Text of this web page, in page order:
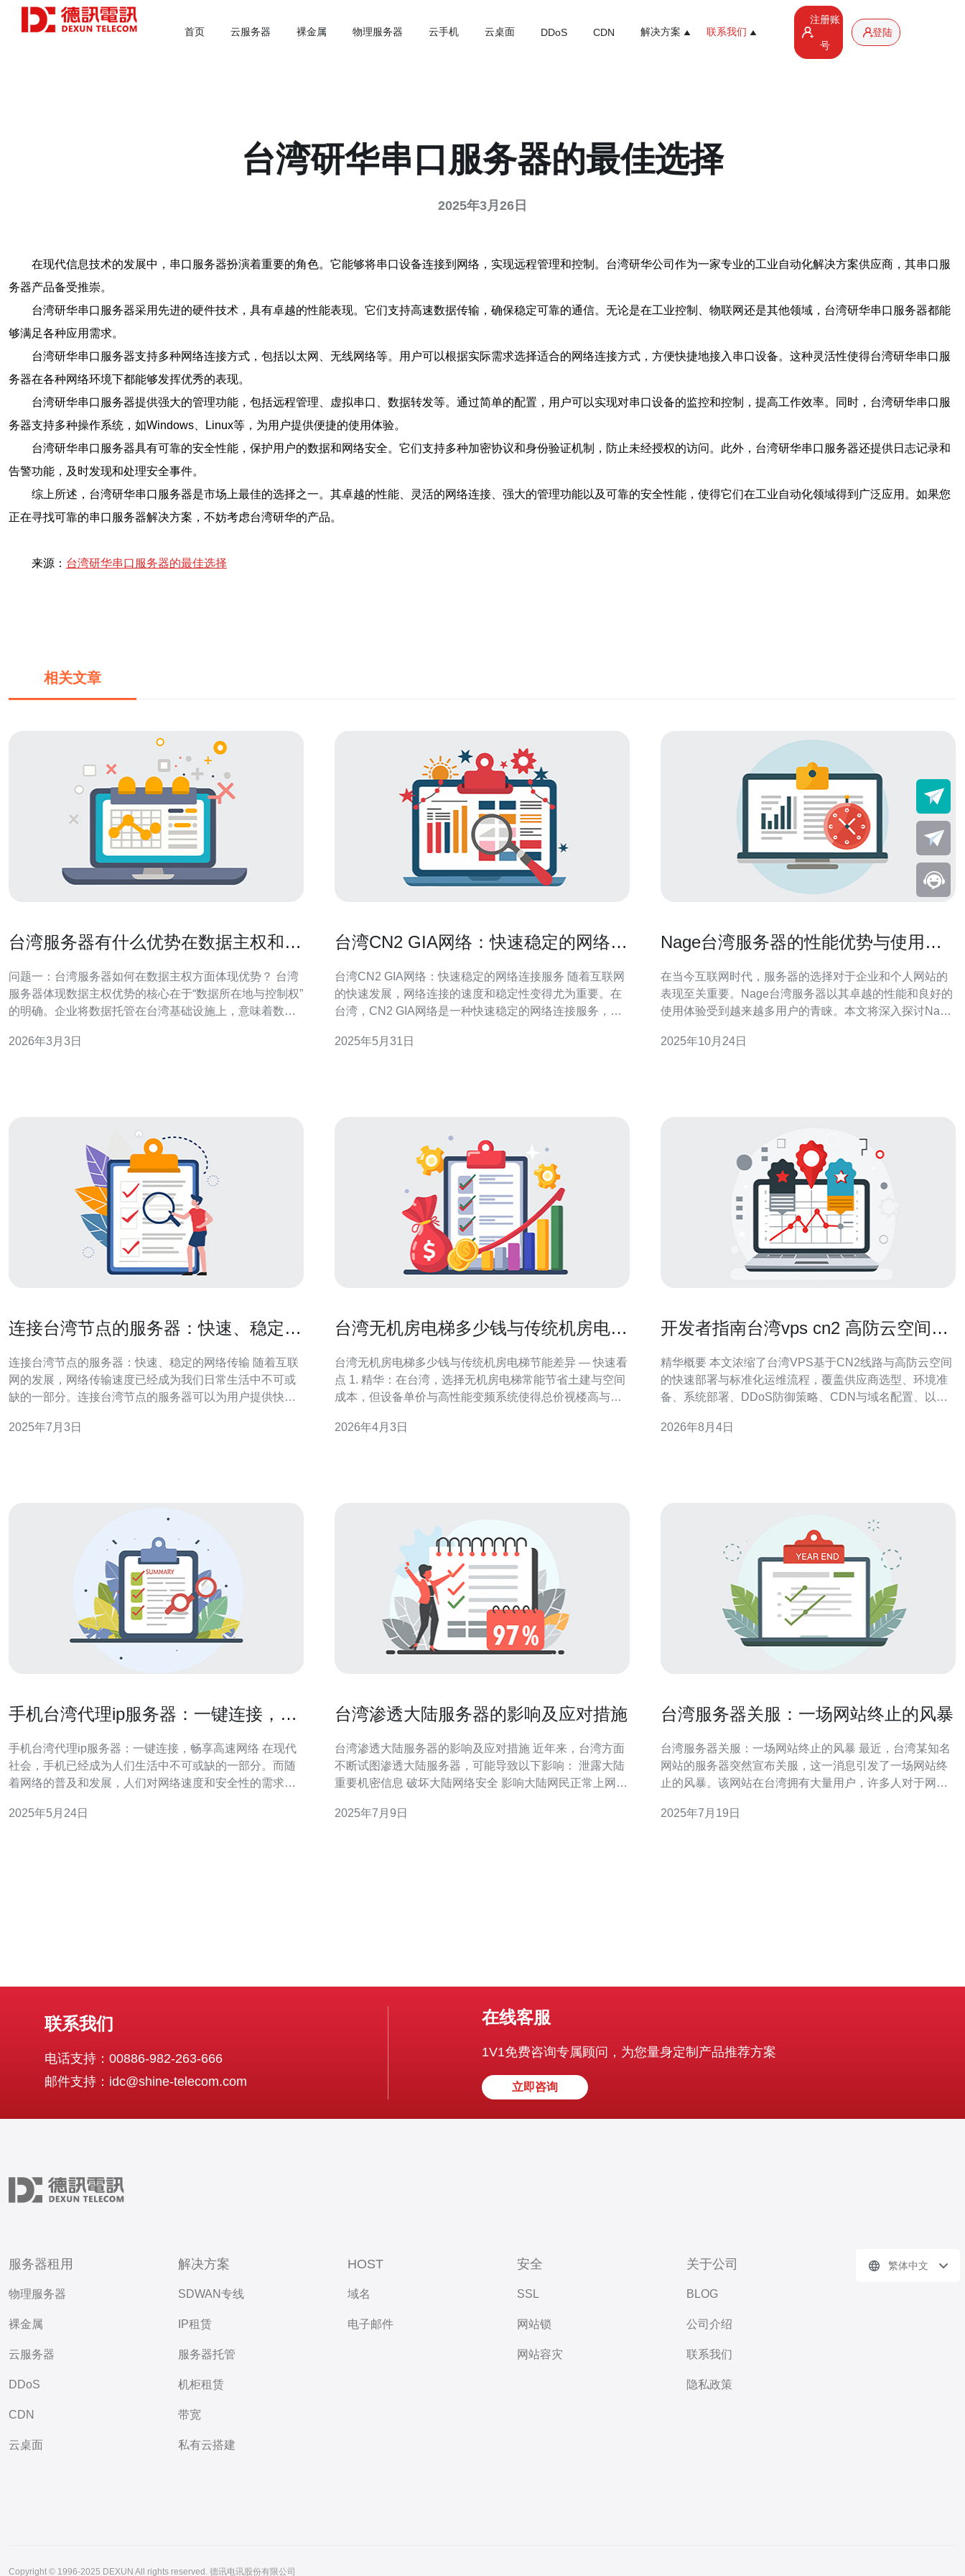
首页 云服务器 裸金属 物理服务器 云手机 云桌面 DDoS CDN 解决方案 联系我们
注册账
号
登陆
台湾研华串口服务器的最佳选择
2025年3月26日
在现代信息技术的发展中，串口服务器扮演着重要的角色。它能够将串口设备连接到网络，实现远程管理和控制。台湾研华公司作为一家专业的工业自动化解决方案供应商，其串口服
务器产品备受推崇。
台湾研华串口服务器采用先进的硬件技术，具有卓越的性能表现。它们支持高速数据传输，确保稳定可靠的通信。无论是在工业控制、物联网还是其他领域，台湾研华串口服务器都能
够满足各种应用需求。
台湾研华串口服务器支持多种网络连接方式，包括以太网、无线网络等。用户可以根据实际需求选择适合的网络连接方式，方便快捷地接入串口设备。这种灵活性使得台湾研华串口服
务器在各种网络环境下都能够发挥优秀的表现。
台湾研华串口服务器提供强大的管理功能，包括远程管理、虚拟串口、数据转发等。通过简单的配置，用户可以实现对串口设备的监控和控制，提高工作效率。同时，台湾研华串口服
务器支持多种操作系统，如Windows、Linux等，为用户提供便捷的使用体验。
台湾研华串口服务器具有可靠的安全性能，保护用户的数据和网络安全。它们支持多种加密协议和身份验证机制，防止未经授权的访问。此外，台湾研华串口服务器还提供日志记录和
告警功能，及时发现和处理安全事件。
综上所述，台湾研华串口服务器是市场上最佳的选择之一。其卓越的性能、灵活的网络连接、强大的管理功能以及可靠的安全性能，使得它们在工业自动化领域得到广泛应用。如果您
正在寻找可靠的串口服务器解决方案，不妨考虑台湾研华的产品。
来源： 台湾研华串口服务器的最佳选择
相关文章
台湾服务器有什么优势在数据主权和业
问题一：台湾服务器如何在数据主权方面体现优势？ 台湾
服务器体现数据主权优势的核心在于“数据所在地与控制权”
的明确。企业将数据托管在台湾基础设施上，意味着数据
辖区对数据的直接干预风险。 另外，台湾具有独立的信息
2026年3月3日
台湾CN2 GIA网络：快速稳定的网络连
台湾CN2 GIA网络：快速稳定的网络连接服务 随着互联网
的快速发展，网络连接的速度和稳定性变得尤为重要。在
台湾，CN2 GIA网络是一种快速稳定的网络连接服务，为
性能、低延迟的网络连接服务，采用了先进的技术和设
2025年5月31日
Nage台湾服务器的性能优势与使用体
在当今互联网时代，服务器的选择对于企业和个人网站的
表现至关重要。Nage台湾服务器以其卓越的性能和良好的
使用体验受到越来越多用户的青睐。本文将深入探讨Nage
场中的竞争力。 首先，我们来看看Nage台湾服务器的基本
2025年10月24日
连接台湾节点的服务器：快速、稳定的
连接台湾节点的服务器：快速、稳定的网络传输 随着互联
网的发展，网络传输速度已经成为我们日常生活中不可或
缺的一部分。连接台湾节点的服务器可以为用户提供快
连接台湾节点的服务器有许多优势。首先，台湾地理位置
2025年7月3日
台湾无机房电梯多少钱与传统机房电梯
台湾无机房电梯多少钱与传统机房电梯节能差异 — 快速看
点 1. 精华：在台湾，选择无机房电梯常能节省土建与空间
成本，但设备单价与高性能变频系统使得总价视楼高与载
用永磁/无齿轮驱动与能量回收技术，实际节能率一般比老
2026年4月3日
开发者指南台湾vps cn2 高防云空间快
精华概要 本文浓缩了台湾VPS基于CN2线路与高防云空间
的快速部署与标准化运维流程，覆盖供应商选型、环境准
备、系统部署、DDoS防御策略、CDN与域名配置、以及
络质量与抗攻击能力的同时，缩短上线时间并降低运维成
2026年8月4日
手机台湾代理ip服务器：一键连接，畅
手机台湾代理ip服务器：一键连接，畅享高速网络 在现代
社会，手机已经成为人们生活中不可或缺的一部分。而随
着网络的普及和发展，人们对网络速度和安全性的需求也
加速网络连接、保护个人信息安全的解决方案。 台湾代理
2025年5月24日
台湾渗透大陆服务器的影响及应对措施
台湾渗透大陆服务器的影响及应对措施 近年来，台湾方面
不断试图渗透大陆服务器，可能导致以下影响： 泄露大陆
重要机密信息 破坏大陆网络安全 影响大陆网民正常上网体
施： 加强网络安全防护 加强对服务器的监控和管理 加强
2025年7月9日
台湾服务器关服：一场网站终止的风暴
台湾服务器关服：一场网站终止的风暴 最近，台湾某知名
网站的服务器突然宣布关服，这一消息引发了一场网站终
止的风暴。该网站在台湾拥有大量用户，许多人对于网站
流量锐减，许多用户无法访问平常依赖的网站内容，导致
2025年7月19日
联系我们
电话支持：00886-982-263-666
邮件支持：idc@shine-telecom.com
在线客服
1V1免费咨询专属顾问，为您量身定制产品推荐方案
立即咨询
服务器租用
物理服务器
裸金属
云服务器
DDoS
CDN
云桌面
解决方案
SDWAN专线
IP租赁
服务器托管
机柜租赁
带宽
私有云搭建
HOST
域名
电子邮件
安全
SSL
网站锁
网站容灾
关于公司
BLOG
公司介绍
联系我们
隐私政策
繁体中文
Copyright © 1996-2025 DEXUN All rights reserved. 德讯电讯股份有限公司